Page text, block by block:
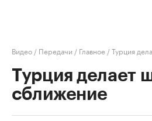
Видео / Передачи / Главное /Турция
Турция делает
сближение